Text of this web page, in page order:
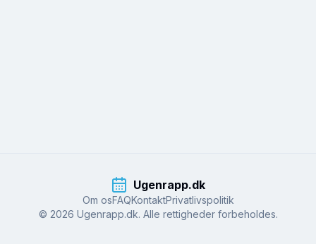
Ugenrapp.dk
Om osFAQKontaktPrivatlivspolitik
© 2026 Ugenrapp.dk. Alle rettigheder forbeholdes.